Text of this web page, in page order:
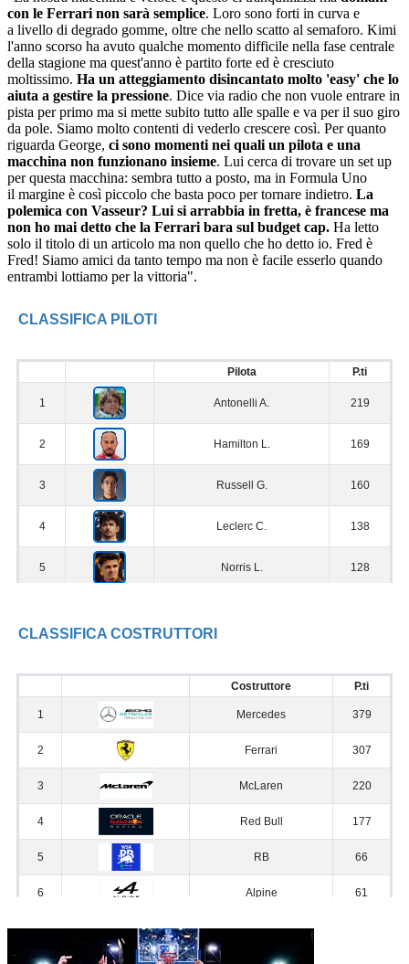
con le Ferrari non sarà semplice. Loro sono forti in curva e
a livello di degrado gomme, oltre che nello scatto al semaforo. Kimi
l'anno scorso ha avuto qualche momento difficile nella fase centrale
della stagione ma quest'anno è partito forte ed è cresciuto
moltissimo. Ha un atteggiamento disincantato molto 'easy' che lo
aiuta a gestire la pressione. Dice via radio che non vuole entrare in
pista per primo ma si mette subito tutto alle spalle e va per il suo giro
da pole. Siamo molto contenti di vederlo crescere così. Per quanto
riguarda George, ci sono momenti nei quali un pilota e una
macchina non funzionano insieme. Lui cerca di trovare un set up
per questa macchina: sembra tutto a posto, ma in Formula Uno
il margine è così piccolo che basta poco per tornare indietro. La
polemica con Vasseur? Lui si arrabbia in fretta, è francese ma
non ho mai detto che la Ferrari bara sul budget cap. Ha letto
solo il titolo di un articolo ma non quello che ho detto io. Fred è
Fred! Siamo amici da tanto tempo ma non è facile esserlo quando
entrambi lottiamo per la vittoria".